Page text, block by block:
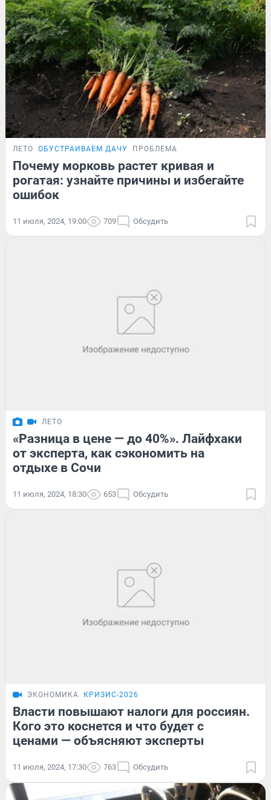
ЛЕТО ОБУСТРАИВАЕМ ДАЧУ ПРОБЛЕМА
Почему морковь растет кривая и
рогатая: узнайте причины и избегайте
ошибок
11 июля, 2024, 19:00 709 Обсудить
ЛЕТО
«Разница в цене — до 40%». Лайфхаки
от эксперта, как сэкономить на
отдыхе в Сочи
11 июля, 2024, 18:30 653 Обсудить
ЭКОНОМИКА КРИЗИС-2026
Власти повышают налоги для россиян.
Кого это коснется и что будет с
ценами — объясняют эксперты
11 июля, 2024, 17:30 763 Обсудить